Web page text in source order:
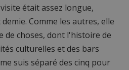
était assez longue,
Comme les autres, elle
de choses, dont l'histoire de
culturelles et des bars
suis séparé des cinq pour